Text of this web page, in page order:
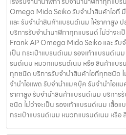
Omega Mido Seiko รับจำนำสินค้าไอที
และ รับจำนำสินค้าแบรนด์เนม ให้ราคาสูง
บริการรับจำนำนาฬิกาทุกแบรนด์ ไม่ว่าจะ
Frank AP Omega Mido Seiko และ รับ
เป็น กระเป๋าแบรนด์เนม รองเท้าแบรนด์เน
รนด์เนม หมวกแบรนด์เนม หรือ สินค้าแบร
ทุกชนิด บริการรับจำนำสินค้าไอทีทุกชนิด ไ
จำนำไอแพด รับจำนำแมคบุ๊ค รับจำนำไอแ
ราคาสูง รับจำนำสินค้าแบรนด์เนม บริกา
ชนิด ไม่ว่าจะเป็น รองเท้าแบรนด์เนม เสื้อ
กระเป๋าแบรนด์เนม หมวกแบรนด์เนม หรื